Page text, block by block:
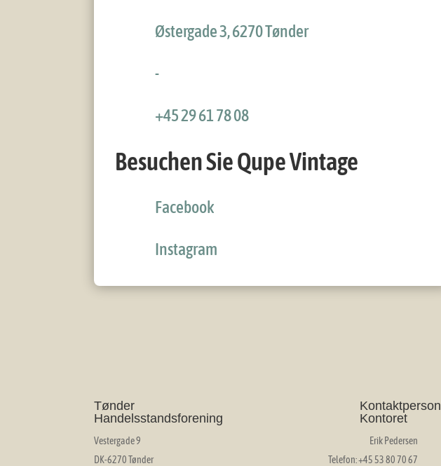
Østergade 3, 6270 Tønder
-
+45 29 61 78 08
Besuchen Sie Qupe Vintage
Facebook
Instagram
Tønder
Handelsstandsforening
Vestergade 9
DK-6270 Tønder
Kontaktperson
Kontoret
Erik Pedersen
Telefon: +45 53 80 70 67